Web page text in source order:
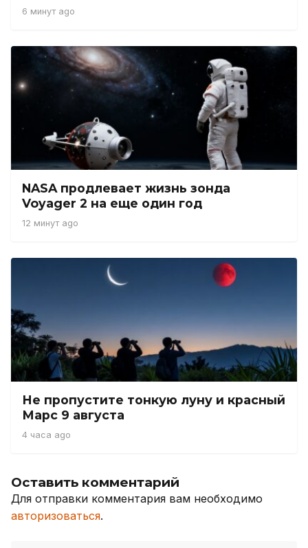
6 минут ago
NASA продлевает жизнь зонда
Voyager 2 на еще один год
12 минут ago
Не пропустите тонкую луну и красный
Марс 9 августа
4 часа ago
Оставить комментарий
Для отправки комментария вам необходимо
авторизоваться.